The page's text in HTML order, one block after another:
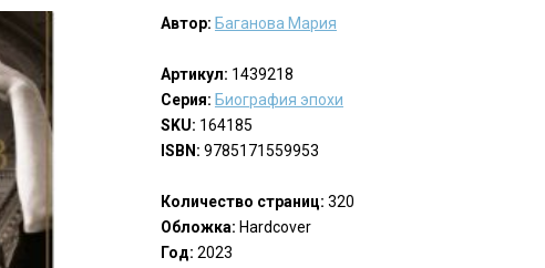
Автор: Баганова Мария
Артикул: 1439218
Серия: Биография эпохи
SKU: 164185
ISBN: 9785171559953
Количество страниц: 320
Обложка: Hardcover
Год: 2023